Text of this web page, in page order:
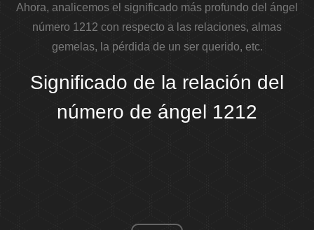
Ahora, analicemos el significado más profundo del ángel
número 1212 con respecto a las relaciones, almas
gemelas, la pérdida de un ser querido, etc.
Significado de la relación del
número de ángel 1212